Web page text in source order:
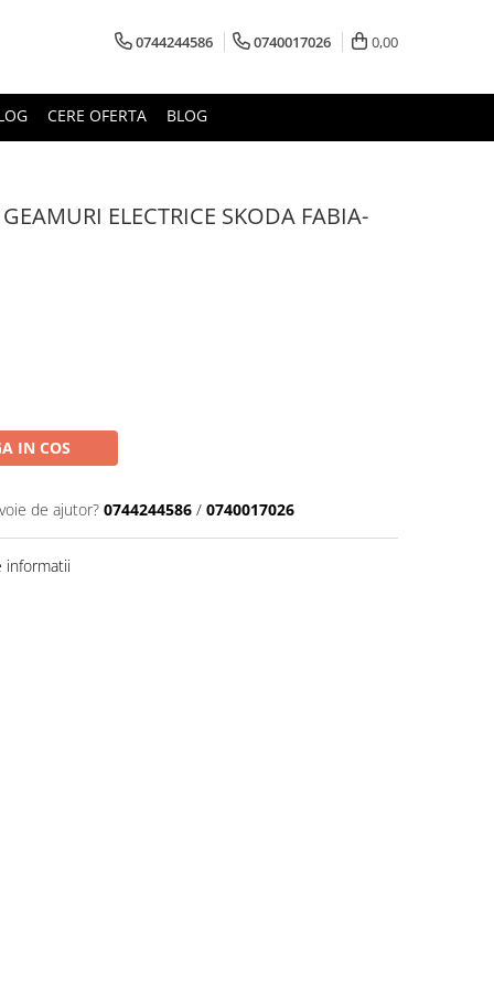
0744244586 0740017026 0,00
CERE OFERTA BLOG
ELECTRICE SKODA FABIA-
IN COS
de ajutor? 0744244586 / 0740017026
informatii